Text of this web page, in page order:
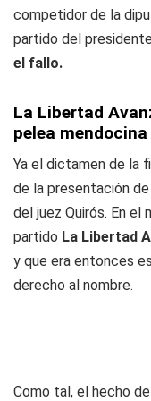
competidor de la
partido del
el fallo.
La Libertad
pelea mendocina
Ya el dictamen de la
de la presentación
del juez Quirós. En
partido La Libertad
y que era entonces
derecho al nombre.
Como tal, el hecho